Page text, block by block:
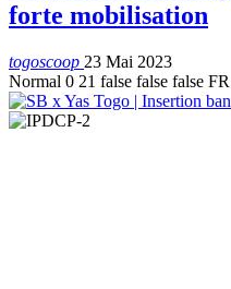
forte mobilisation
togoscoop 23 Mai 2023
Normal 0 21 false false false